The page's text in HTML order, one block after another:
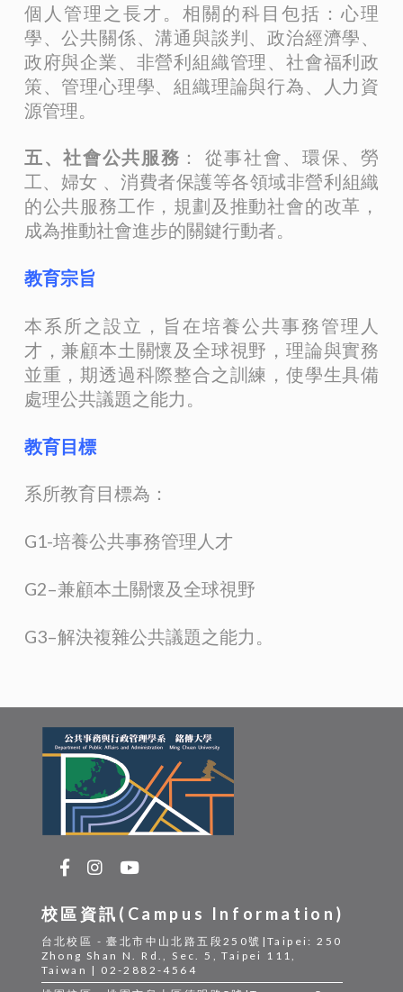
個人管理之長才。相關的科目包括：心理
學、公共關係、溝通與談判、政治經濟學、
政府與企業、非營利組織管理、社會福利政
策、管理心理學、組織理論與行為、人力資
源管理。
五、社會公共服務 ： 從事社會、環保、勞
工、婦女 、消費者保護等各領域非營利組織
的公共服務工作，規劃及推動社會的改革，
成為推動社會進步的關鍵行動者。
教育宗旨
本系所之設立，旨在培養公共事務管理人
才，兼顧本土關懷及全球視野，理論與實務
並重，期透過科際整合之訓練，使學生具備
處理公共議題之能力。
教育目標
系所教育目標為：
G1-培養公共事務管理人才
G2–兼顧本土關懷及全球視野
G3–解決複雜公共議題之能力。
校區資訊(Campus Information)
台北校區 - 臺北市中山北路五段250號|Taipei: 250
Zhong Shan N. Rd., Sec. 5, Taipei 111,
Taiwan | 02-2882-4564